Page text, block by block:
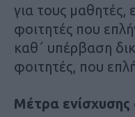
για τους μαθητές,
φοιτητές που
καθ΄ υπέρβαση
φοιτητές, που
Μέτρα